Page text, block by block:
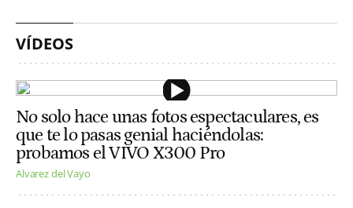
VÍDEOS
No solo hace unas fotos espectaculares, es
que te lo pasas genial haciéndolas:
probamos el VIVO X300 Pro
Alvarez del Vayo